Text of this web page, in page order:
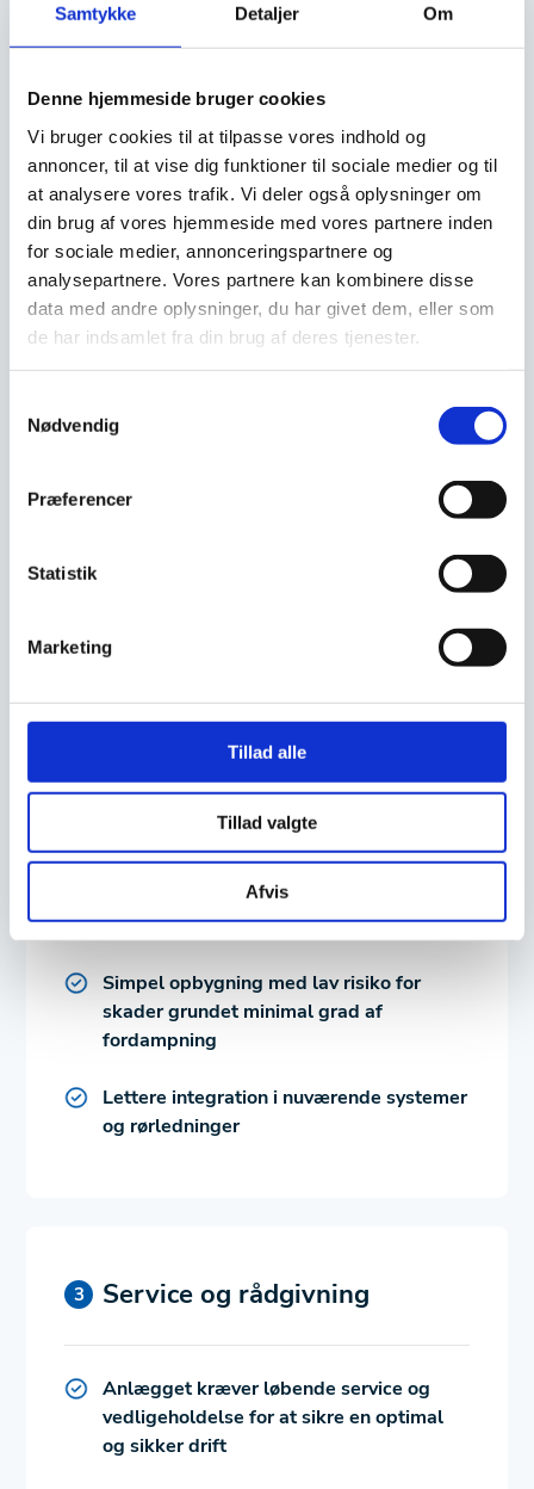
Samtykke Detaljer Om
Denne hjemmeside bruger cookies
Vi bruger cookies til at tilpasse vores indhold og
annoncer, til at vise dig funktioner til sociale medier og til
at analysere vores trafik. Vi deler også oplysninger om
din brug af vores hjemmeside med vores partnere inden
for sociale medier, annonceringspartnere og
analysepartnere. Vores partnere kan kombinere disse
data med andre oplysninger, du har givet dem, eller som
de har indsamlet fra din brug af deres tjenester.
Nødvendig
Præferencer
Statistik
Marketing
Tillad alle
Tillad valgte
Afvis
varmeprocesser
Drift og proces
Termisk olie opvarmes til høje
temperaturer og opbevares i en isoleret
tank
Den opvarmede olie cirkulerer gennem et
kredsløb
Velegnet til opvarmning af processer der
kræver meget høje driftstemperaturer,
godkendelse til sammenligning med et
Fordele ved et hedtolieanlæg
Opnår høje temperaturer, velegnet til
applikationer, som kræver præcis
varmekontrol
Simpel opbygning med lav risiko for
skader grundet minimal grad af
fordampning
Lettere integration i nuværende systemer
og rørledninger
Service og rådgivning
Anlægget kræver løbende service og
vedligeholdelse for at sikre en optimal
og sikker drift